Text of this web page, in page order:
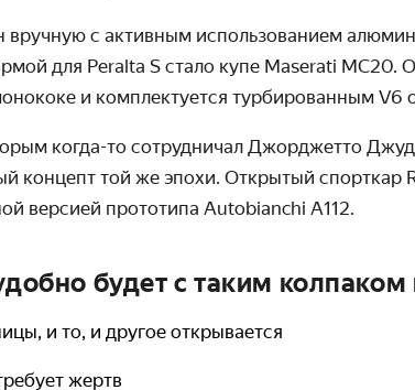
вручную с активным использованием
для Peralta S стало купе Maserati MC20.
и комплектуется турбированным V6
когда-то сотрудничал Джорджетто
концепт той же эпохи. Открытый спорткар
версией прототипа Autobianchi A112.
будет с таким
и то, и другое открывается
жертв